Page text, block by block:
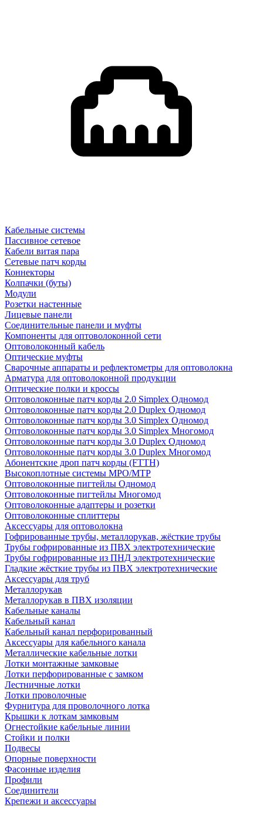
Кабельные системы
Пассивное сетевое
Кабели витая пара
Сетевые патч корды
Коннекторы
Колпачки (буты)
Модули
Розетки настенные
Лицевые панели
Соединительные панели и муфты
Компоненты для оптоволоконной сети
Оптоволоконный кабель
Оптические муфты
Сварочные аппараты и рефлектометры для оптоволокна
Арматура для оптоволоконной продукции
Оптические полки и кроссы
Оптоволоконные патч корды 2.0 Simplex Одномод
Оптоволоконные патч корды 2.0 Duplex Одномод
Оптоволоконные патч корды 3.0 Simplex Одномод
Оптоволоконные патч корды 3.0 Simplex Многомод
Оптоволоконные патч корды 3.0 Duplex Одномод
Оптоволоконные патч корды 3.0 Duplex Многомод
Абонентские дроп патч корды (FTTH)
Высокоплотные системы MPO/MTP
Оптоволоконные пигтейлы Одномод
Оптоволоконные пигтейлы Многомод
Оптоволоконные адаптеры и розетки
Оптоволоконные сплиттеры
Аксессуары для оптоволокна
Гофрированные трубы, металлорукав, жёсткие трубы
Трубы гофрированные из ПВХ электротехнические
Трубы гофрированные из ПНД электротехнические
Гладкие жёсткие трубы из ПВХ электротехнические
Аксессуары для труб
Металлорукав
Металлорукав в ПВХ изоляции
Кабельные каналы
Кабельный канал
Кабельный канал перфорированный
Аксессуары для кабельного канала
Металлические кабельные лотки
Лотки монтажные замковые
Лотки перфорированные с замком
Лестничные лотки
Лотки проволочные
Фурнитура для проволочного лотка
Крышки к лоткам замковым
Огнестойкие кабельные линии
Стойки и полки
Подвесы
Опорные поверхности
Фасонные изделия
Профили
Соединители
Крепежи и аксессуары